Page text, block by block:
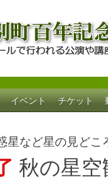
町百年記
行われる公演や講座のご案内
イベント チケット
星など星の見どこ
秋の星空